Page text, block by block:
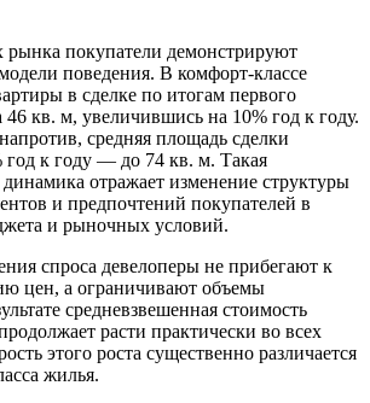
рынка покупатели демонстрируют
поведения. В комфорт-классе
в сделке по итогам первого
46 кв. м, увеличившись на 10% год к году.
средняя площадь сделки
год к году — до 74 кв. м. Такая
отражает изменение структуры
и предпочтений покупателей в
и рыночных условий.
спроса девелоперы не прибегают к
цен, а ограничивают объемы
средневзвешенная стоимость
расти практически во всех
этого роста существенно различается
жилья.